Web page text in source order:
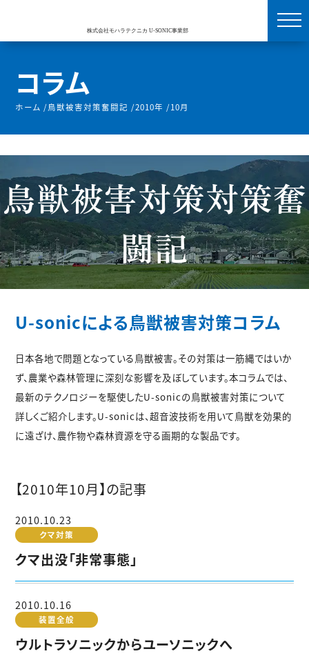
コラム
ホーム /鳥獣被害対策奮闘記 /2010年 /10月
鳥獣被害対策対策奮
闘記
U-sonicによる鳥獣被害対策コラム
日本各地で問題となっている鳥獣被害。その対策は一筋縄ではいか
ず、農業や森林管理に深刻な影響を及ぼしています。本コラムでは、
最新のテクノロジーを駆使したU-sonicの鳥獣被害対策について
詳しくご紹介します。U-sonicは、超音波技術を用いて鳥獣を効果的
に遠ざけ、農作物や森林資源を守る画期的な製品です。
【2010年10月】の記事
2010.10.23
クマ対策
クマ出没「非常事態」
2010.10.16
装置全般
ウルトラソニックからユーソニックへ